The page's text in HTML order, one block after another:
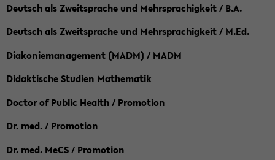
Deutsch als Zweitsprache und Mehrsprachigkeit / B.A.
Deutsch als Zweitsprache und Mehrsprachigkeit / M.Ed.
Diakoniemanagement (MADM) / MADM
Didaktische Studien Mathematik
Doctor of Public Health / Promotion
Dr. med. / Promotion
Dr. med. MeCS / Promotion